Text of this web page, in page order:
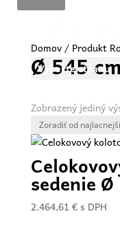
Vyberte stranu
Domov/ Produkt
Ø 545 cm
Zobrazený jediný
sedenie Ø
2.464,61 € s DPH